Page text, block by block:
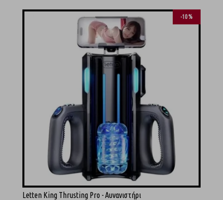
-10 %
Letten King Thrusting Pro - Αυνανιστήρι